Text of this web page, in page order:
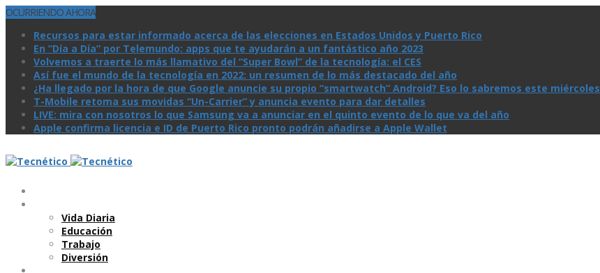
OCURRIENDO AHORA
Recursos para estar informado acerca de las elecciones en Estados Unidos y Puerto Rico
En “Día a Día” por Telemundo: apps que te ayudarán a un fantástico año 2023
Volvemos a traerte lo más llamativo del “Super Bowl” de la tecnologí­a: el CES
Así­ fue el mundo de la tecnologí­a en 2022: un resumen de lo más destacado del año
¿Ha llegado por la hora de que Google anuncie su propio “smartwatch” Android? Eso lo sabremos este miércoles
T-Mobile retoma sus movidas “Un-Carrier” y anuncia evento para dar detalles
LIVE: mira con nosotros lo que Samsung va a anunciar en el quinto evento de lo que va del año
Apple confirma licencia e ID de Puerto Rico pronto podrán añadirse a Apple Wallet
Vida Diaria
Educación
Trabajo
Diversión